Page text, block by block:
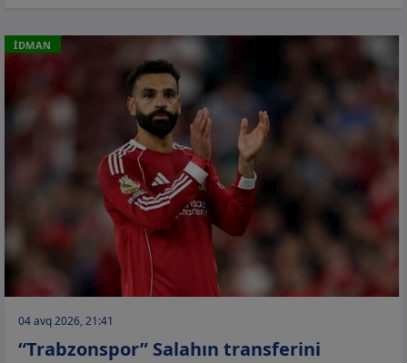
İDMAN
04 avq 2026, 21:41
“Trabzonspor” Salahın transferini